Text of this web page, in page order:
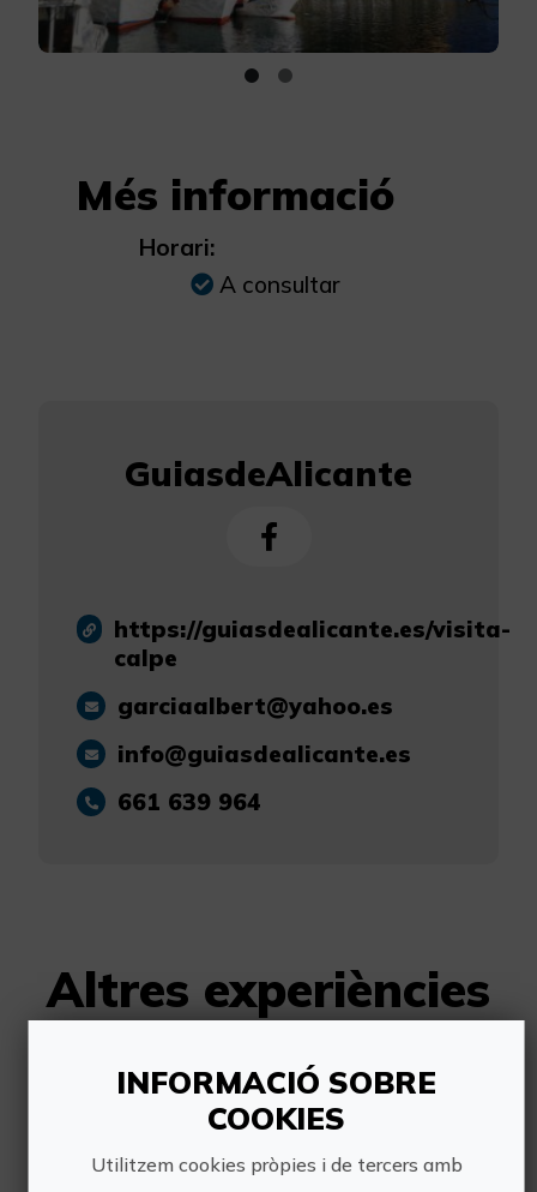
Més informació
Horari:
A consultar
GuiasdeAlicante
https://guiasdealicante.es/visita-
calpe
garciaalbert@yahoo.es
info@guiasdealicante.es
661 639 964
Altres experiències
INFORMACIÓ SOBRE
COOKIES
Utilitzem cookies pròpies i de tercers amb